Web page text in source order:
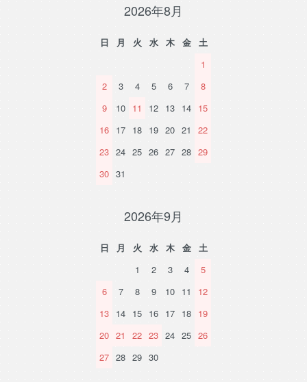
2026年8月
日 月 火 水 木 金
土
1
2
3 4 5 6 7
8
9
10 11 12 13 14 15
16 17 18 19 20 21
22
23 24 25 26 27 28 29
30 31
2026年9月
日 月 火 水 木 金
土
1
2 3 4
5
6
7 8 9 10 11
12
13 14 15 16 17 18 19
20 21 22 23 24 25 26
27 28 29 30